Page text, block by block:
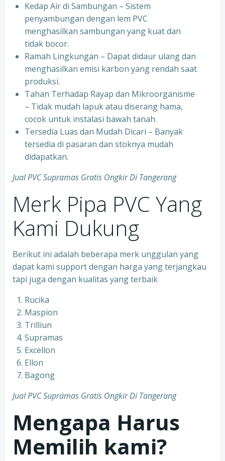
Kedap Air di Sambungan – Sistem
penyambungan dengan lem PVC
menghasilkan sambungan yang kuat dan
tidak bocor.
Ramah Lingkungan – Dapat didaur ulang dan
menghasilkan emisi karbon yang rendah saat
produksi.
Tahan Terhadap Rayap dan Mikroorganisme
– Tidak mudah lapuk atau diserang hama,
cocok untuk instalasi bawah tanah.
Tersedia Luas dan Mudah Dicari – Banyak
tersedia di pasaran dan stoknya mudah
didapatkan.
Jual PVC Supramas Gratis Ongkir Di Tangerang
Merk Pipa PVC Yang
Kami Dukung
Berikut ini adalah beberapa merk unggulan yang
dapat kami support dengan harga yang terjangkau
tapi juga dengan kualitas yang terbaik
Rucika
Maspion
Trilliun
Supramas
Excellon
Ellon
Bagong
Jual PVC Supramas Gratis Ongkir Di Tangerang
Mengapa Harus
Memilih kami?